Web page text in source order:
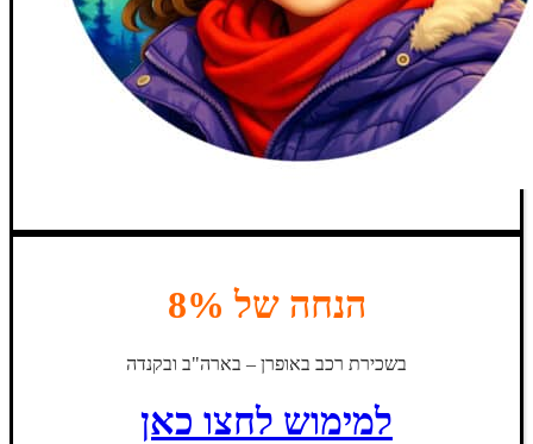
הנחה של 8%
בשכירת רכב באופרן – בארה"ב ובקנדה
למימוש לחצו כאן